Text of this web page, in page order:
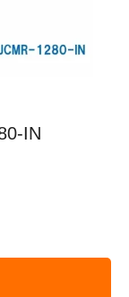
IN